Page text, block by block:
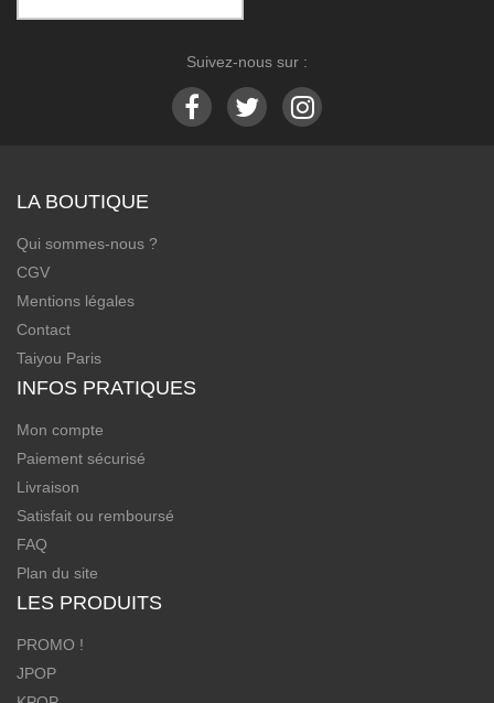
Suivez-nous sur :
LA BOUTIQUE
Qui sommes-nous ?
CGV
Mentions légales
Contact
Taiyou Paris
INFOS PRATIQUES
Mon compte
Paiement sécurisé
Livraison
Satisfait ou remboursé
FAQ
Plan du site
LES PRODUITS
PROMO !
JPOP